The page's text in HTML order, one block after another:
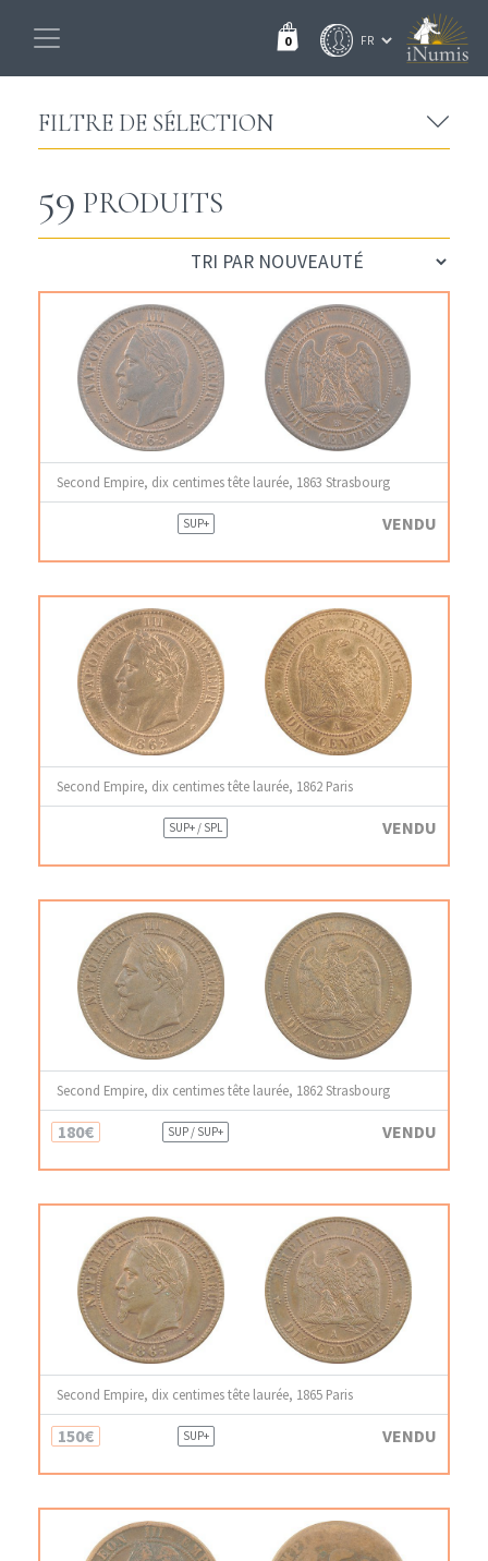
0
FILTRE DE SÉLECTION
59 PRODUITS
Second Empire, dix centimes tête laurée, 1863 Strasbourg
SUP+ VENDU
Second Empire, dix centimes tête laurée, 1862 Paris
SUP+ / SPL VENDU
Second Empire, dix centimes tête laurée, 1862 Strasbourg
180€ SUP / SUP+ VENDU
Second Empire, dix centimes tête laurée, 1865 Paris
150€ SUP+ VENDU